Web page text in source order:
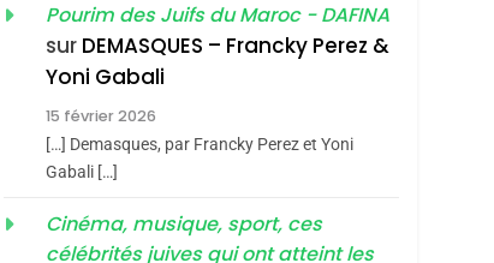
SOUVENIRS
4
Accords D’Isaac:
S’étendre À 13 Pays
2025, L’année La Plus
Pourim des Juifs du Maroc - DAFINA
sur DEMASQUES – Francky Perez &
Yoni Gabali
15 février 2026
[…] Demasques, par Francky Perez et Yoni
Gabali […]
Cinéma, musique, sport, ces
célébrités juives qui ont atteint les